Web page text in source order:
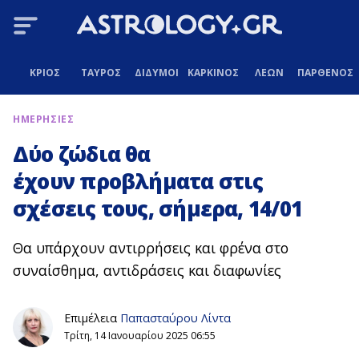
ΚΡΙΟΣ ΤΑΥΡΟΣ ΔΙΔΥΜΟΙ ΚΑΡΚΙΝΟΣ ΛΕΩΝ ΠΑΡΘΕΝΟΣ
ΗΜΕΡΗΣΙΕΣ
Δύο ζώδια θα
έχουν προβλήματα στις
σχέσεις τους, σήμερα, 14/01
Θα υπάρχουν αντιρρήσεις και φρένα στο
συναίσθημα, αντιδράσεις και διαφωνίες
Επιμέλεια Παπασταύρου Λίντα
Τρίτη, 14 Ιανουαρίου 2025 06:55